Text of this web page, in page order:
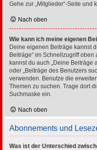
Gehe zur „Mitglieder“-Seite und
Nach oben
Wie kann ich meine eigenen
Deine eigenen Beiträge kannst
Beiträge“ im Schnellzugriff
kannst du auch „Deine
oder „Beiträge des Benutzers
verwenden. Benutze die
Themen zu suchen. Trage dort
Suchmaske ein.
Nach oben
Abonnements und
Was ist der Unterschied